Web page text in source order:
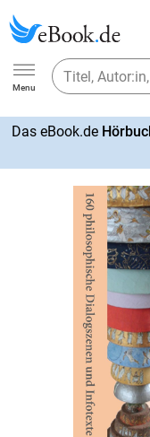
Ebook.de
Menu
Das eBook.de